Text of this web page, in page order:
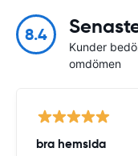
8.4
Kunder
omdömen
bra hemsida